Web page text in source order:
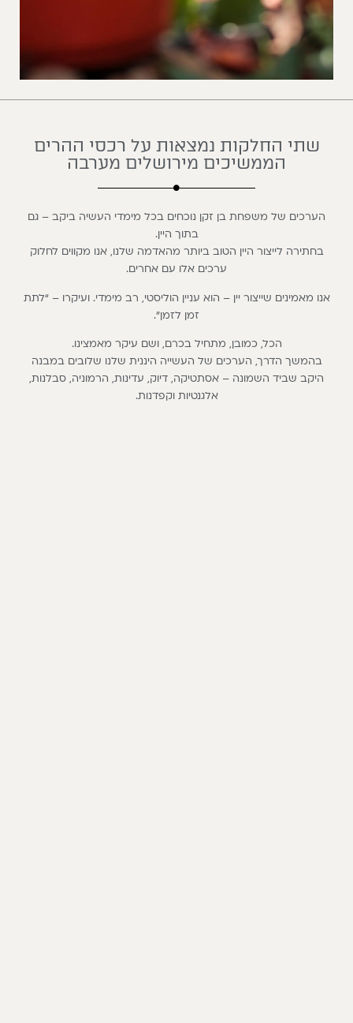
שתי החלקות נמצאות על רכסי ההרים
הממשיכים מירושלים מערבה
הערכים של משפחת בן זקן נוכחים בכל מימדי העשיה ביקב – גם
בתוך היין.
בחתירה לייצור היין הטוב ביותר מהאדמה שלנו, אנו מקווים לחלוק
ערכים אלו עם אחרים.
אנו מאמינים שייצור יין – הוא עניין הוליסטי, רב מימדי. ועיקרו – “לתת
זמן לזמן”.
הכל, כמובן, מתחיל בכרם, ושם עיקר מאמצינו.
בהמשך הדרך, הערכים של העשייה היננית שלנו שלובים במבנה
היקב שביד השמונה – אסתטיקה, דיוק, עדינות, הרמוניה, סבלנות,
אלגנטיות וקפדנות.